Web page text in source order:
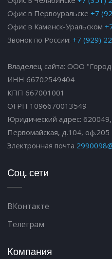
Офис в Первоуральске +7
Офис в Каменск-Уральском
Звонок по России: +7 (929)
Владелец сайта: ООО
ИНН 66702549404
КПП 667001001
ОГРН 1096670013549
Юридический адрес: 620049,
Первомайская, д.104, оф.205
Электронная почта
Соц. сети
ВКонтакте
Телеграм
Компания